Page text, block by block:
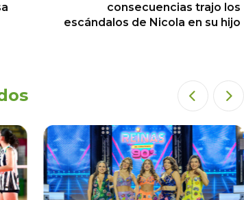
consecuencias trajo los
escándalos de Nicola en su hijo